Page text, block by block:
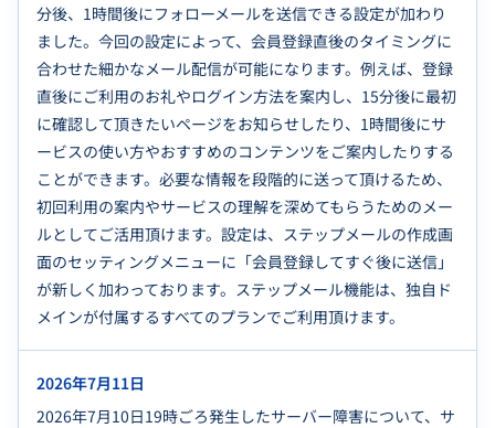
分後、1時間後にフォローメールを送信できる設定が加わり
ました。今回の設定によって、会員登録直後のタイミングに
合わせた細かなメール配信が可能になります。例えば、登録
直後にご利用のお礼やログイン方法を案内し、15分後に最初
に確認して頂きたいページをお知らせしたり、1時間後にサ
ービスの使い方やおすすめのコンテンツをご案内したりする
ことができます。必要な情報を段階的に送って頂けるため、
初回利用の案内やサービスの理解を深めてもらうためのメー
ルとしてご活用頂けます。設定は、ステップメールの作成画
面のセッティングメニューに「会員登録してすぐ後に送信」
が新しく加わっております。ステップメール機能は、独自ド
メインが付属するすべてのプランでご利用頂けます。
2026年7月11日
2026年7月10日19時ごろ発生したサーバー障害について、サ